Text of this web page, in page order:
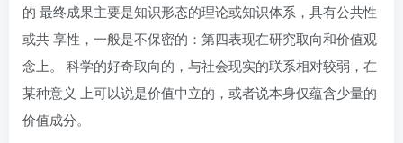
的 最终成果主要是知识形态的理论或知识体系，具有公共性
或共 享性，一般是不保密的：第四表现在研究取向和价值观
念上。 科学的好奇取向的，与社会现实的联系相对较弱，在
某种意义 上可以说是价值中立的，或者说本身仅蕴含少量的
价值成分。